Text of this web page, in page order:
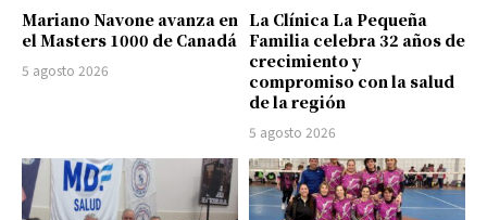
Mariano Navone avanza en
el Masters 1000 de Canadá
5 agosto 2026
La Clínica La Pequeña
Familia celebra 32 años de
crecimiento y
compromiso con la salud
de la región
5 agosto 2026